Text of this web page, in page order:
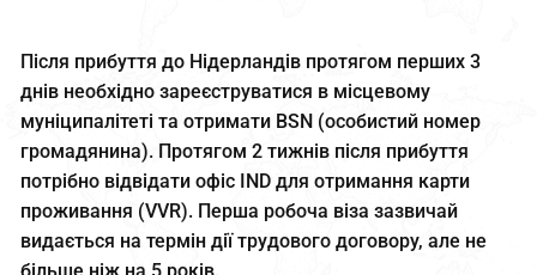
Після прибуття до Нідерландів протягом перших 3
днів необхідно зареєструватися в місцевому
муніципалітеті та отримати BSN (особистий номер
громадянина). Протягом 2 тижнів після прибуття
потрібно відвідати офіс IND для отримання карти
проживання (VVR). Перша робоча віза зазвичай
видається на термін дії трудового договору, але не